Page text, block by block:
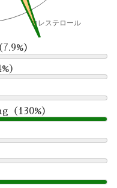
）
）
（130%）